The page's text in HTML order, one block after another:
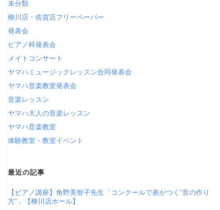
未分類
柳川店・佐賀店フリーペーパー
発表会
ピアノ科発表会
メイトコンサート
ヤマハミュージックレッスン合同発表会
ヤマハ音楽教室発表会
音楽レッスン
ヤマハ大人の音楽レッスン
ヤマハ音楽教室
体験教室・教室イベント
最近の記事
【ピアノ講座】角野美智子先生「コンクールで差がつく”音の作り
方”」【柳川店ホール】